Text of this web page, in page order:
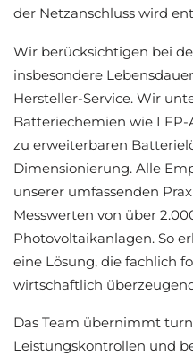
der Netzanschluss wird
Wir berücksichtigen bei
insbesondere
Hersteller-Service. Wir
Batteriechemien wie LFP-
zu erweiterbaren
Dimensionierung. Alle
unserer umfassenden
Messwerten von über
Photovoltaikanlagen. So
eine Lösung, die fachlich
wirtschaftlich
Das Team übernimmt
Leistungskontrollen und